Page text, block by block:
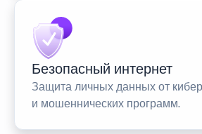
Безопасный интернет
Защита личных данных от
и мошеннических программ.